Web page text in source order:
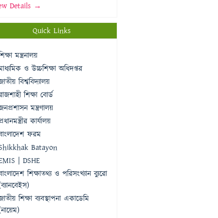
Details →
Quick Links
মন্ত্রনালয়
ও উচ্চশিক্ষা অধিদপ্তর
বিশ্ববিদ্যালয়
শিক্ষা বোর্ড
মন্ত্রণালয়
কার্যালয়
ফরম
Batayon
| DSHE
শিক্ষাতথ্য ও পরিসংখ্যান ব্যুরো
শিক্ষা ব্যবস্থাপনা একাডেমি